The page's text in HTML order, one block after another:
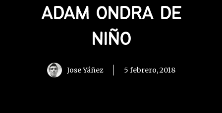
ADAM ONDRA DE
NIÑO
Jose Yáñez 5 febrero, 2018